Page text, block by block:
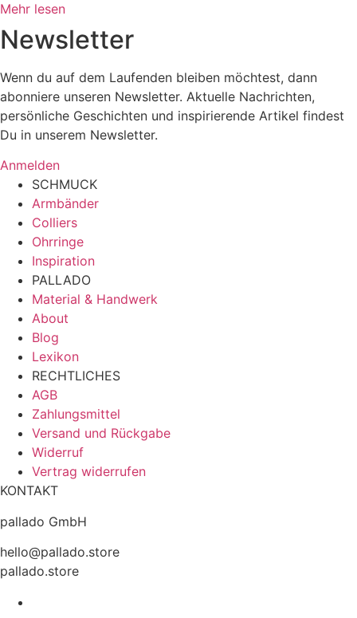
Mehr lesen
Newsletter
Wenn du auf dem Laufenden bleiben möchtest, dann
abonniere unseren Newsletter. Aktuelle Nachrichten,
persönliche Geschichten und inspirierende Artikel findest
Du in unserem Newsletter.
Anmelden
SCHMUCK
Armbänder
Colliers
Ohrringe
Inspiration
PALLADO
Material & Handwerk
About
Blog
Lexikon
RECHTLICHES
AGB
Zahlungsmittel
Versand und Rückgabe
Widerruf
Vertrag widerrufen
KONTAKT
pallado GmbH
hello@pallado.store
pallado.store